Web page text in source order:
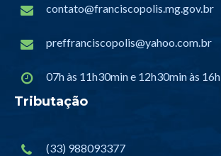
contato@franciscopolis.mg.gov.br
preffranciscopolis@yahoo.com.br
07h às 11h30min e 12h30min às 16h
Tributação
(33) 988093377